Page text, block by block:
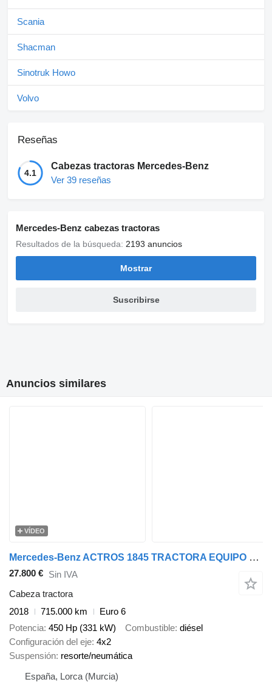
Scania
Shacman
Sinotruk Howo
Volvo
Reseñas
4.1
Cabezas tractoras Mercedes-Benz
Ver 39 reseñas
Mercedes-Benz cabezas tractoras
Resultados de la búsqueda: 2193 anuncios
Mostrar
Suscribirse
Anuncios similares
VÍDEO
Mercedes-Benz ACTROS 1845 TRACTORA EQUIPO HIDRAULICO
27.800 € Sin IVA
Cabeza tractora
2018
715.000 km
Euro 6
Potencia 450 Hp (331 kW) Combustible diésel
Configuración del eje 4x2
Suspensión resorte/neumática
España, Lorca (Murcia)